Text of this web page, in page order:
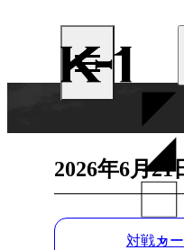
K-
1
2026年6月
対戦カ